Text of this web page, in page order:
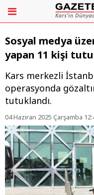
Sosyal medya
yapan 11 kişi
Kars merkezli
operasyonda
tutuklandı.
04 Haziran 2025 Çarşamba